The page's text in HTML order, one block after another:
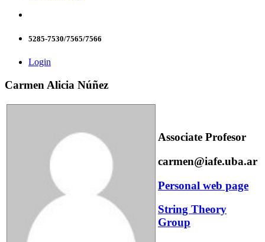
5285-7530/7565/7566
Login
Carmen Alicia Núñez
Associate Profesor
carmen@iafe.uba.ar
Personal web page
String Theory
Group